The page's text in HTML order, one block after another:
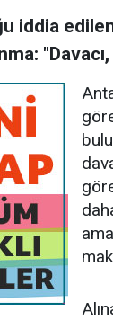
iddia